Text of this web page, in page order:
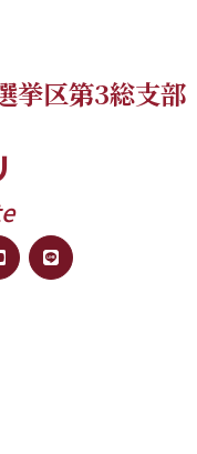
挙区第3総支部